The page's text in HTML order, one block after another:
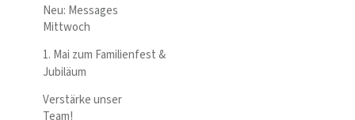
Neu: Messages
Mittwoch
1. Mai zum Familienfest &
Jubiläum
Verstärke unser
Team!